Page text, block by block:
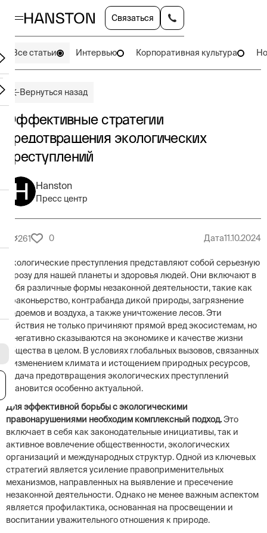
Связаться
Все статьи Интервью Корпоративная культура
Вернуться назад
Эффективные стратегии
предотвращения экологических
преступлений
Hanston
Пресс центр
261 0 Дата11.10.2024
Экологические преступления представляют собой серьезную
угрозу для нашей планеты и здоровья людей. Они включают в
себя различные формы незаконной деятельности, такие как
браконьерство, контрабанда дикой природы, загрязнение
водоемов и воздуха, а также уничтожение лесов. Эти
действия не только причиняют прямой вред экосистемам, но
и негативно сказываются на экономике и качестве жизни
общества в целом. В условиях глобальных вызовов, связанных
с изменением климата и истощением природных ресурсов,
задача предотвращения экологических преступлений
становится особенно актуальной.
Для эффективной борьбы с экологическими
правонарушениями необходим комплексный подход.Это
включает в себя как законодательные инициативы, так и
активное вовлечение общественности, экологических
организаций и международных структур. Одной из ключевых
стратегий является усиление правоприменительных
механизмов, направленных на выявление и пресечение
незаконной деятельности. Однако не менее важным аспектом
является профилактика, основанная на просвещении и
воспитании уважительного отношения к природе.